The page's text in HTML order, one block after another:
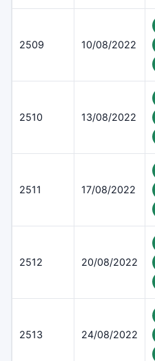
2509 10/08/2022
2510 13/08/2022
2511 17/08/2022
2512 20/08/2022
2513 24/08/2022